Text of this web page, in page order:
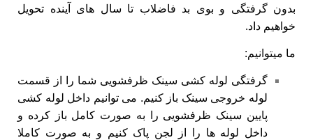
بدون گرفتگی و بوی بد فاضلاب تا سال های آینده تحویل
خواهیم داد.
ما میتوانیم:
گرفتگی لوله کشی سینک ظرفشویی شما را از قسمت
لوله خروجی سینک باز کنیم. می توانیم داخل لوله کشی
پایین سینک ظرفشویی را به صورت کامل باز کرده و
داخل لوله ها را از لجن پاک کنیم و به صورت کاملا